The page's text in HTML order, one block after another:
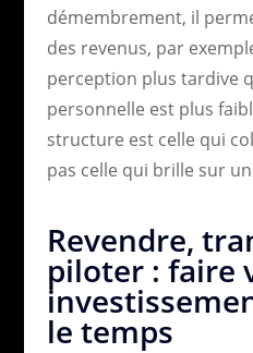
démembrement, il
des revenus, par
perception plus tardive
personnelle est plus
structure est celle qui
pas celle qui brille sur
Revendre,
piloter : faire
le temps